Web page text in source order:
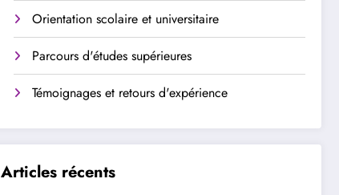
Orientation scolaire et universitaire
Parcours d'études supérieures
Témoignages et retours d'expérience
Articles récents